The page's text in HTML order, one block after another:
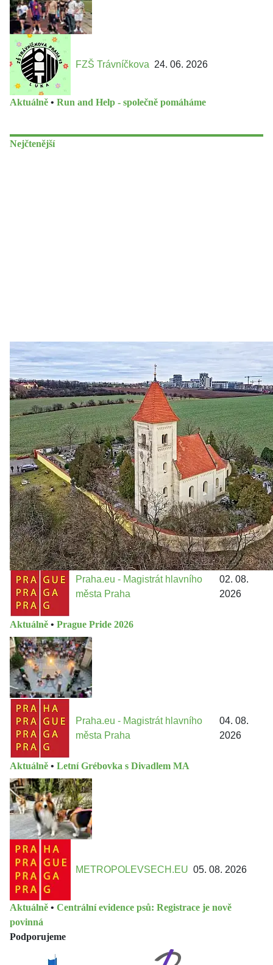
FZŠ Trávníčkova 24. 06. 2026
Aktuálně • Run and Help - společně pomáháme
Nejčtenější
Zastanem se 03. 08. 2026
Politika • Volební seriál #02: Nová výstavba v jihozápadním
městě
Jakými nástroji navrhujete vstupovat z pozice ÚMČ Praha
13 do procesů developerské výstavby např. v lokalitě
Třebonice a Chaby, kterou umožňuje nově schválený
Metropolitn...
Praha.eu - Magistrát hlavního
města Praha
02. 08.
2026
Aktuálně • Prague Pride 2026
Praha.eu - Magistrát hlavního
města Praha
04. 08.
2026
Aktuálně • Letní Grébovka s Divadlem MA
METROPOLEVSECH.EU 05. 08. 2026
Aktuálně • Centrální evidence psů: Registrace je nově
povinná
Podporujeme